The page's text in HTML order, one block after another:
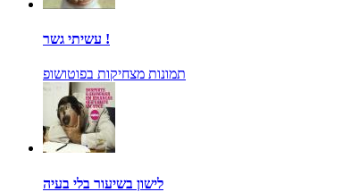
עשיתי גשר !
תמונות מצחיקות בפוטושופ
לישון בשיעור בלי בעיה